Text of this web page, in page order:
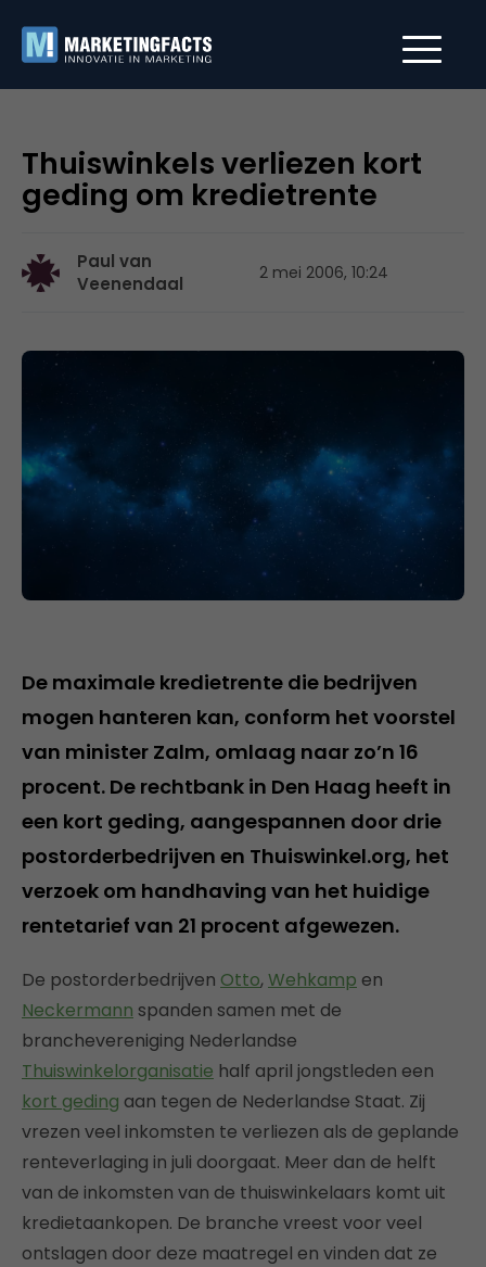
Thuiswinkels verliezen kort
geding om kredietrente
Paul van
Veenendaal
2 mei 2006, 10:24
De maximale kredietrente die bedrijven
mogen hanteren kan, conform het voorstel
van minister Zalm, omlaag naar zo’n 16
procent. De rechtbank in Den Haag heeft in
een kort geding, aangespannen door drie
postorderbedrijven en Thuiswinkel.org, het
verzoek om handhaving van het huidige
rentetarief van 21 procent afgewezen.
De postorderbedrijven Otto,Wehkamp en
Neckermann spanden samen met de
branchevereniging Nederlandse
Thuiswinkelorganisatie half april jongstleden een
kort geding aan tegen de Nederlandse Staat. Zij
vrezen veel inkomsten te verliezen als de geplande
renteverlaging in juli doorgaat. Meer dan de helft
van de inkomsten van de thuiswinkelaars komt uit
kredietaankopen. De branche vreest voor veel
ontslagen door deze maatregel en vinden dat ze